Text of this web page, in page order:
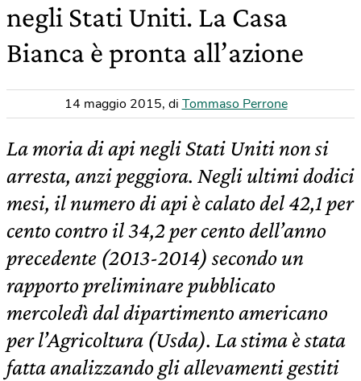
negli Stati Uniti. La Casa
Bianca è pronta all’azione
14 maggio 2015, di Tommaso Perrone
La moria di api negli Stati Uniti non si
arresta, anzi peggiora. Negli ultimi dodici
mesi, il numero di api è calato del 42,1 per
cento contro il 34,2 per cento dell’anno
precedente (2013-2014) secondo un
rapporto preliminare pubblicato
mercoledì dal dipartimento americano
per l’Agricoltura (Usda). La stima è stata
fatta analizzando gli allevamenti gestiti